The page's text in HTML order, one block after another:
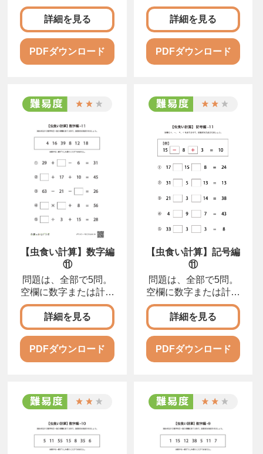
記号を入れて、正しい
計算式を完成させまし
ょう。
詳細を見る
PDFダウンロード
記号を入れて、正しい
計算式を完成させまし
ょう。
詳細を見る
PDFダウンロード
【虫食い計算】数字編
⑪
問題は、全部で5問。
空欄に数字または計算
記号を入れて、正しい
計算式を完成させまし
ょう。
詳細を見る
PDFダウンロード
【虫食い計算】記号編
⑪
問題は、全部で5問。
空欄に数字または計算
記号を入れて、正しい
計算式を完成させまし
ょう。
詳細を見る
PDFダウンロード